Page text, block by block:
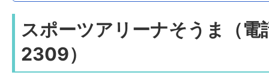
スポーツアリーナそうま（
2309）